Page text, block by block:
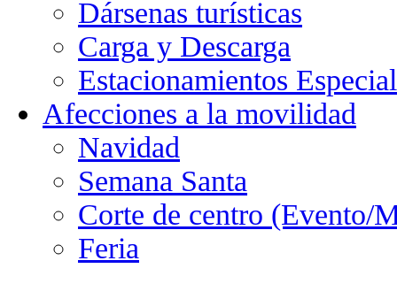
Dársenas turísticas
Carga y Descarga
Estacionamientos
Afecciones a la movilidad
Navidad
Semana Santa
Corte de centro (Evento/
Feria